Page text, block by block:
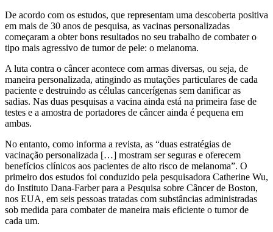
De acordo com os estudos, que representam uma descoberta positiva
em mais de 30 anos de pesquisa, as vacinas personalizadas
começaram a obter bons resultados no seu trabalho de combater o
tipo mais agressivo de tumor de pele: o melanoma.
A luta contra o câncer acontece com armas diversas, ou seja, de
maneira personalizada, atingindo as mutações particulares de cada
paciente e destruindo as células cancerígenas sem danificar as
sadias. Nas duas pesquisas a vacina ainda está na primeira fase de
testes e a amostra de portadores de câncer ainda é pequena em
ambas.
No entanto, como informa a revista, as “duas estratégias de
vacinação personalizada […] mostram ser seguras e oferecem
benefícios clínicos aos pacientes de alto risco de melanoma”. O
primeiro dos estudos foi conduzido pela pesquisadora Catherine Wu,
do Instituto Dana-Farber para a Pesquisa sobre Câncer de Boston,
nos EUA, em seis pessoas tratadas com substâncias administradas
sob medida para combater de maneira mais eficiente o tumor de
cada um.